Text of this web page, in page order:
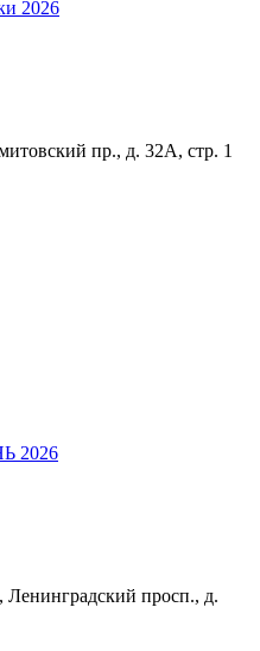
2026
пр., д. 32А, стр. 1
2026
просп., д.